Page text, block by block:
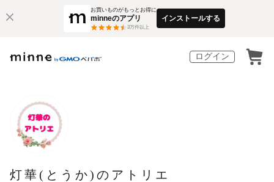
お買いものがもっとお得に
minneのアプリ
3万件以上
インストールする
ログイン
灯華(とうか)のアトリエ